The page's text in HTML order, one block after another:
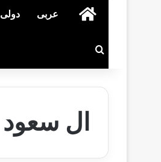
الرئيسية
عربى دولى
ال سعود